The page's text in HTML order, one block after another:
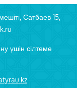
Сатбаев 15,
үшін сілтеме